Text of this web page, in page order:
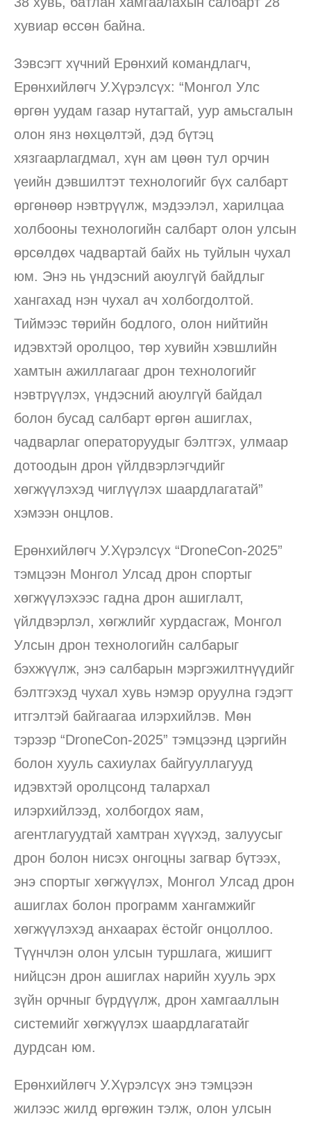
хувиар өссөн байна.
Зэвсэгт хүчний Ерөнхий командлагч,
Ерөнхийлөгч У.Хүрэлсүх: “Монгол Улс
өргөн уудам газар нутагтай, уур амьсгалын
олон янз нөхцөлтэй, дэд бүтэц
хязгаарлагдмал, хүн ам цөөн тул орчин
үеийн дэвшилтэт технологийг бүх салбарт
өргөнөөр нэвтрүүлж, мэдээлэл, харилцаа
холбооны технологийн салбарт олон улсын
өрсөлдөх чадвартай байх нь туйлын чухал
юм. Энэ нь үндэсний аюулгүй байдлыг
хангахад нэн чухал ач холбогдолтой.
Тиймээс төрийн бодлого, олон нийтийн
идэвхтэй оролцоо, төр хувийн хэвшлийн
хамтын ажиллагааг дрон технологийг
нэвтрүүлэх, үндэсний аюулгүй байдал
болон бусад салбарт өргөн ашиглах,
чадварлаг операторуудыг бэлтгэх, улмаар
дотоодын дрон үйлдвэрлэгчдийг
хөгжүүлэхэд чиглүүлэх шаардлагатай”
хэмээн онцлов.
Ерөнхийлөгч У.Хүрэлсүх “DroneCon-2025”
тэмцээн Монгол Улсад дрон спортыг
хөгжүүлэхээс гадна дрон ашиглалт,
үйлдвэрлэл, хөгжлийг хурдасгаж, Монгол
Улсын дрон технологийн салбарыг
бэхжүүлж, энэ салбарын мэргэжилтнүүдийг
бэлтгэхэд чухал хувь нэмэр оруулна гэдэгт
итгэлтэй байгаагаа илэрхийлэв. Мөн
тэрээр “DroneCon-2025” тэмцээнд цэргийн
болон хууль сахиулах байгууллагууд
идэвхтэй оролцсонд талархал
илэрхийлээд, холбогдох яам,
агентлагуудтай хамтран хүүхэд, залуусыг
дрон болон нисэх онгоцны загвар бүтээх,
энэ спортыг хөгжүүлэх, Монгол Улсад дрон
ашиглах болон программ хангамжийг
хөгжүүлэхэд анхаарах ёстойг онцоллоо.
Түүнчлэн олон улсын туршлага, жишигт
нийцсэн дрон ашиглах нарийн хууль эрх
зүйн орчныг бүрдүүлж, дрон хамгааллын
системийг хөгжүүлэх шаардлагатайг
дурдсан юм.
Ерөнхийлөгч У.Хүрэлсүх энэ тэмцээн
жилээс жилд өргөжин тэлж, олон улсын